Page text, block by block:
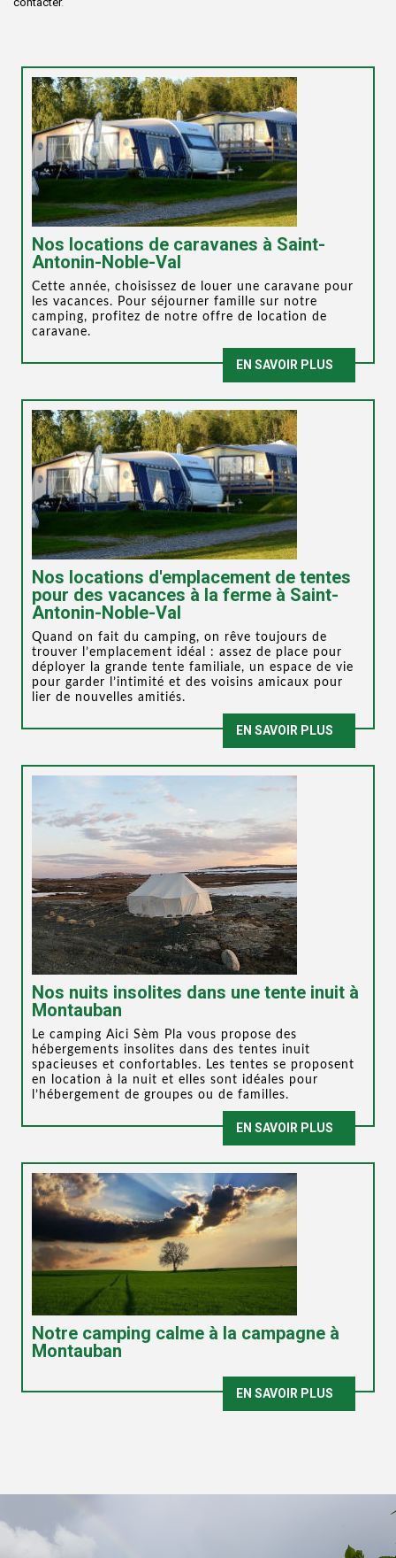
Nos locations de caravanes à Saint-
Antonin-Noble-Val
Cette année, choisissez de louer une caravane pour
les vacances. Pour séjourner famille sur notre
camping, profitez de notre offre de location de
caravane.
EN SAVOIR PLUS
Nos locations d'emplacement de tentes
pour des vacances à la ferme à Saint-
Antonin-Noble-Val
Quand on fait du camping, on rêve toujours de
trouver l’emplacement idéal : assez de place pour
déployer la grande tente familiale, un espace de vie
pour garder l’intimité et des voisins amicaux pour
lier de nouvelles amitiés.
EN SAVOIR PLUS
Nos nuits insolites dans une tente inuit à
Montauban
Le camping Aici Sèm Pla vous propose des
hébergements insolites dans des tentes inuit
spacieuses et confortables. Les tentes se proposent
en location à la nuit et elles sont idéales pour
l’hébergement de groupes ou de familles.
EN SAVOIR PLUS
Notre camping calme à la campagne à
Montauban
EN SAVOIR PLUS